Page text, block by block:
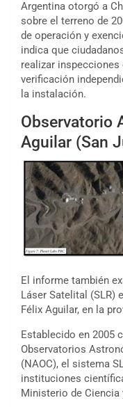
Argentina otorgó a
sobre el terreno de
de operación y
indica que
realizar
verificación
la instalación.
Observatorio
Aguilar (San
El informe también
Láser Satelital (SLR)
Félix Aguilar, en la
Establecido en 2005
Observatorios
(NAOC), el sistema
instituciones
Ministerio de Ciencia